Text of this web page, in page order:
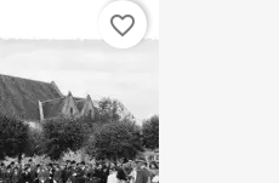
favorite_border